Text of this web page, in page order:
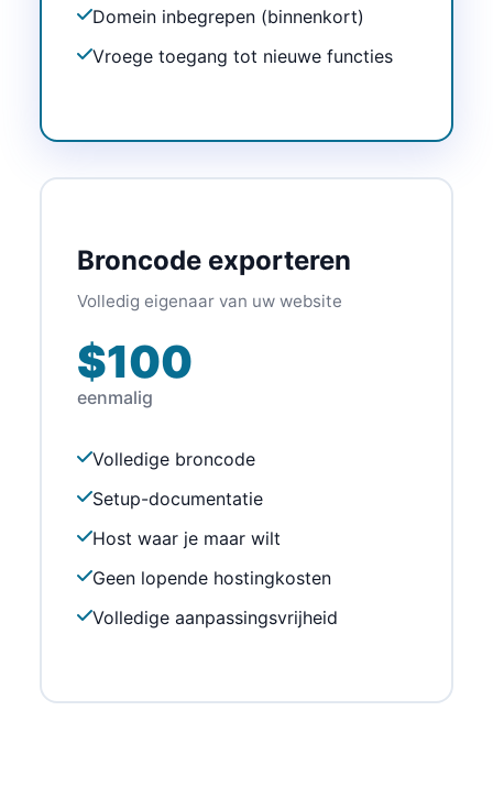
Domein inbegrepen (binnenkort)
Vroege toegang tot nieuwe functies
Broncode exporteren
Volledig eigenaar van uw website
$100
eenmalig
Volledige broncode
Setup-documentatie
Host waar je maar wilt
Geen lopende hostingkosten
Volledige aanpassingsvrijheid